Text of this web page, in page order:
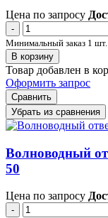
Цена по запросу
-
Минимальный заказ 1 шт.
В корзину
Товар добавлен в
Оформить запрос
Сравнить
Убрать из сравнения
Волноводный
50
Цена по запросу
-